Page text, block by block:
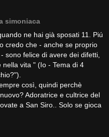
simoniaca
ne hai già sposati 11. Piú
credo che - anche se proprio
sono felice di avere dei difetti,
vita " (Io - Tema di 4
così, quindi perchè
Adoratrice e cultrice del
a San Siro.. Solo se gioca